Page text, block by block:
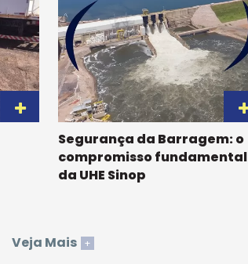
Segurança da Barragem: o
compromisso fundamental
da UHE Sinop
Veja Mais +